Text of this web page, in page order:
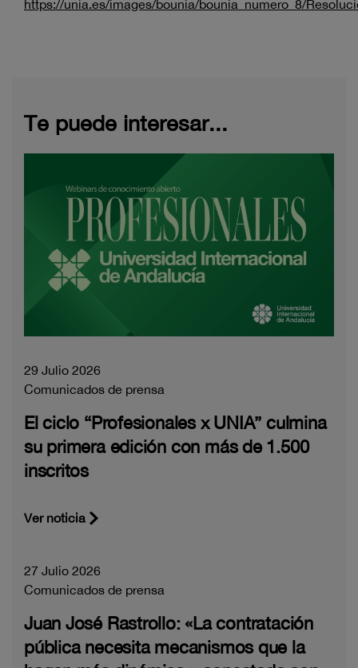
https://unia.es/images/bounia/bounia_numero_8/
Te puede interesar...
29 Julio 2026
Comunicados de prensa
El ciclo “Profesionales x UNIA” culmina
su primera edición con más de 1.500
inscritos
Ver noticia
27 Julio 2026
Comunicados de prensa
Juan José Rastrollo: «La contratación
pública necesita mecanismos que la